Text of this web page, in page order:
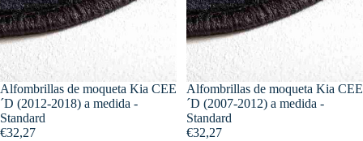
Alfombrillas de moqueta Kia CEE
´D (2012-2018) a medida -
Standard
€32,27
Alfombrillas de moqueta Kia CEE
´D (2007-2012) a medida -
Standard
€32,27